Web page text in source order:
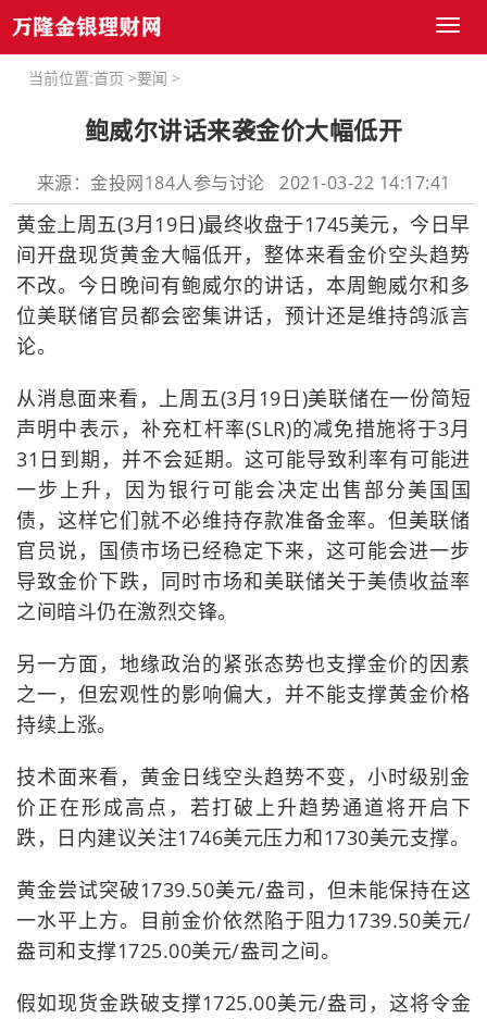
Toggle
当前位置:首页 >要闻 >
鲍威尔讲话来袭金价大幅低开
来源：金投网184人参与讨论 2021-03-22 14:17:41
黄金上周五(3月19日)最终收盘于1745美元，今日早
间开盘现货黄金大幅低开，整体来看金价空头趋势
不改。今日晚间有鲍威尔的讲话，本周鲍威尔和多
位美联储官员都会密集讲话，预计还是维持鸽派言
论。
从消息面来看，上周五(3月19日)美联储在一份简短
声明中表示，补充杠杆率(SLR)的减免措施将于3月
31日到期，并不会延期。这可能导致利率有可能进
一步上升，因为银行可能会决定出售部分美国国
债，这样它们就不必维持存款准备金率。但美联储
官员说，国债市场已经稳定下来，这可能会进一步
导致金价下跌，同时市场和美联储关于美债收益率
之间暗斗仍在激烈交锋。
另一方面，地缘政治的紧张态势也支撑金价的因素
之一，但宏观性的影响偏大，并不能支撑黄金价格
持续上涨。
技术面来看，黄金日线空头趋势不变，小时级别金
价正在形成高点，若打破上升趋势通道将开启下
跌，日内建议关注1746美元压力和1730美元支撑。
黄金尝试突破1739.50美元/盎司，但未能保持在这
一水平上方。目前金价依然陷于阻力1739.50美元/
盎司和支撑1725.00美元/盎司之间。
假如现货金跌破支撑1725.00美元/盎司，这将令金